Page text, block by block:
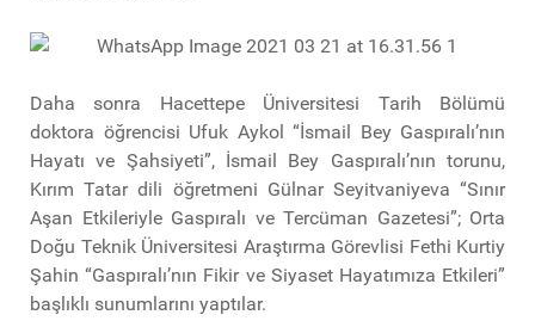
Daha sonra Hacettepe Üniversitesi Tarih Bölümü
doktora öğrencisi Ufuk Aykol “İsmail Bey Gaspıralı’nın
Hayatı ve Şahsiyeti”, İsmail Bey Gaspıralı’nın torunu,
Kırım Tatar dili öğretmeni Gülnar Seyitvaniyeva “Sınır
Aşan Etkileriyle Gaspıralı ve Tercüman Gazetesi”; Orta
Doğu Teknik Üniversitesi Araştırma Görevlisi Fethi Kurtiy
Şahin “Gaspıralı’nın Fikir ve Siyaset Hayatımıza Etkileri”
başlıklı sunumlarını yaptılar.